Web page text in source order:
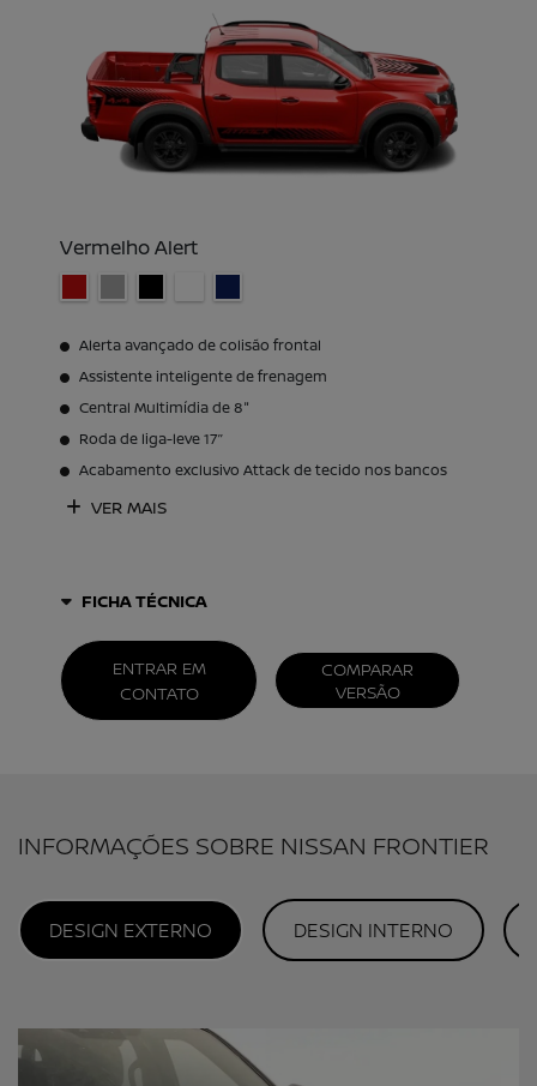
Vermelho Alert
Alerta avançado de colisão frontal
Assistente inteligente de frenagem
Central Multimídia de 8"
Roda de liga-leve 17’’
Acabamento exclusivo Attack de tecido nos bancos
VER MAIS
FICHA TÉCNICA
ENTRAR EM
CONTATO
COMPARAR
VERSÃO
INFORMAÇÕES SOBRE NISSAN FRONTIER
DESIGN EXTERNO DESIGN INTERNO